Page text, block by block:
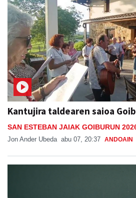
Kantujira taldearen saioa
SAN ESTEBAN JAIAK GOIBURUN
Jon Ander Ubeda abu 07, 20:37 ANDOAIN